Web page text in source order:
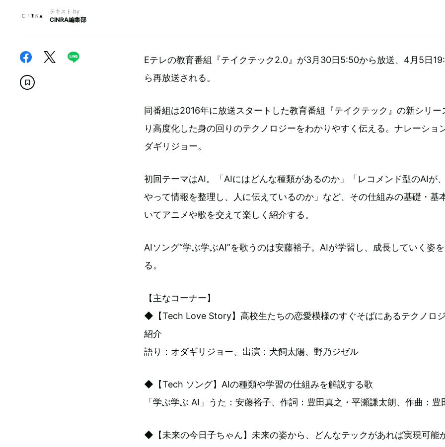
テキスト by
CINRA編集部
Eテレの教育番組『テイクテック2.0』が3月30日5:50から放送、4月5日
ら再放送される。
同番組は2016年に放送スタートした教育番組『テイクテック』の新シリー
り高度化した身の回りのテクノロジーをわかりやすく伝える。ナレーショ
ダギリジョー。
初回テーマはAI。「AIにはどんな種類があるのか」「レコメンド型のAIが
やって情報を整理し、人に伝えているのか」など、その仕組みの基礎・基
いてアニメや歌を交えて楽しく紹介する。
AIソング“学ぶ学ぶAI”を歌うのは安藤裕子。AIが学習し、成長していく姿
る。
【主なコーナー】
◆【Tech Love Story】高校生たちの恋愛模様のすぐそばにあるテクノロ
紹介
語り：オダギリジョー、出演：犬飼太陽、野乃ジゼル
◆【Tech ソング】AIの種類や学習の仕組みを解説する歌
「学ぶ学ぶ AI」うた：安藤裕子、作詞：豊田真之・平瀬謙太朗、作曲：豊
◆【未来の今日子ちゃん】未来の姿から、どんなテックがあれば実現可能